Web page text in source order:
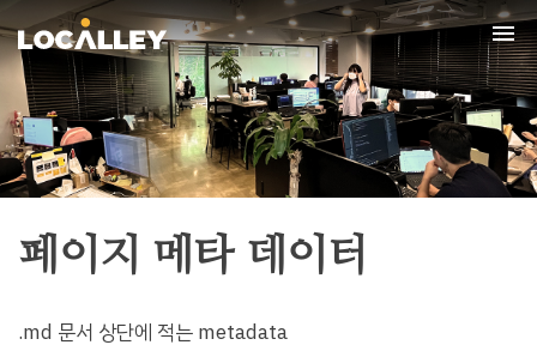
페이지 메타 데이터
.md 문서 상단에 적는 metadata